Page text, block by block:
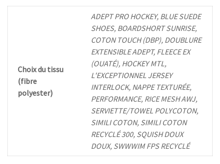
Choix du tissu
(fibre
polyester)
ADEPT PRO HOCKEY, BLUE SUEDE
SHOES, BOARDSHORT SUNRISE,
COTON TOUCH (DBP), DOUBLURE
EXTENSIBLE ADEPT, FLEECE EX
(OUATÉ), HOCKEY MTL,
L'EXCEPTIONNEL JERSEY
INTERLOCK, NAPPE TEXTURÉE,
PERFORMANCE, RICE MESH AWJ,
SERVIETTE/TOWEL POLYCOTON,
SIMILI COTON, SIMILI COTON
RECYCLÉ 300, SQUISH DOUX
DOUX, SWWWIM FPS RECYCLÉ